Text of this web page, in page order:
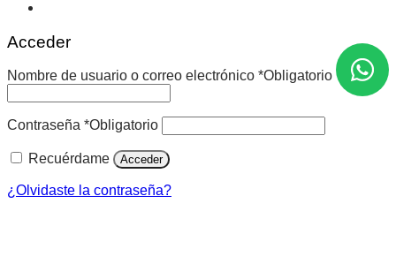
Acceder
Nombre de usuario o correo electrónico *Obligatorio
Contraseña *Obligatorio
Recuérdame Acceder
¿Olvidaste la contraseña?